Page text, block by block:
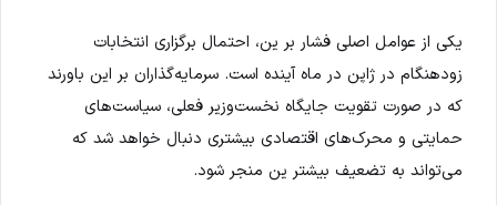
یکی از عوامل اصلی فشار بر ین، احتمال برگزاری انتخابات
زودهنگام در ژاپن در ماه آینده است. سرمایه‌گذاران بر این باورند
که در صورت تقویت جایگاه نخست‌وزیر فعلی، سیاست‌های
حمایتی و محرک‌های اقتصادی بیشتری دنبال خواهد شد که
می‌تواند به تضعیف بیشتر ین منجر شود.